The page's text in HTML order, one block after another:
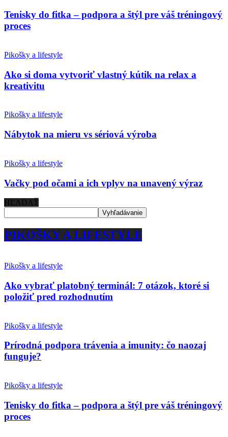
Tenisky do fitka – podpora a štýl pre váš tréningový
proces
Pikošky a lifestyle
Ako si doma vytvoriť vlastný kútik na relax a
kreativitu
Pikošky a lifestyle
Nábytok na mieru vs sériová výroba
Pikošky a lifestyle
Vačky pod očami a ich vplyv na unavený výraz
HĽADAŤ
PIKOŠKY A LIFESTYLE
Pikošky a lifestyle
Ako vybrať platobný terminál: 7 otázok, ktoré si
položiť pred rozhodnutím
Pikošky a lifestyle
Prírodná podpora trávenia a imunity: čo naozaj
funguje?
Pikošky a lifestyle
Tenisky do fitka – podpora a štýl pre váš tréningový
proces